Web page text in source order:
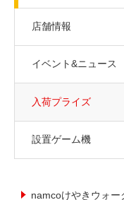
店舗情報
イベント&ニュース
入荷プライズ
設置ゲーム機
namcoけやきウォー